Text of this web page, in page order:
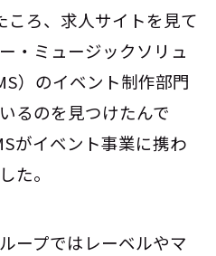
ころ、求人サイトを見て
・ミュージックソリュ
）のイベント制作部門
るのを見つけたんで
がイベント事業に携わ
た。
ープではレーベルやマ